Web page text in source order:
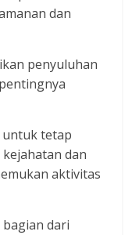
dan
penyuluhan
untuk tetap
dan
aktivitas
dari